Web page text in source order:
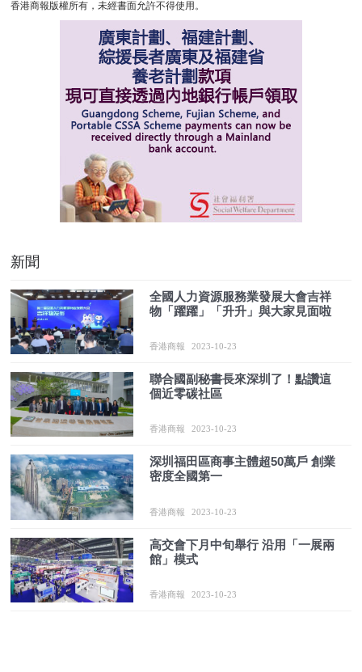
香港商報版權所有，未經書面允許不得使用。
新聞
全國人力資源服務業發展大會吉祥
物「躍躍」「升升」與大家見面啦
香港商報 2023-10-23
聯合國副秘書長來深圳了！點讚這
個近零碳社區
香港商報 2023-10-23
深圳福田區商事主體超50萬戶 創業
密度全國第一
香港商報 2023-10-23
高交會下月中旬舉行 沿用「一展兩
館」模式
香港商報 2023-10-23